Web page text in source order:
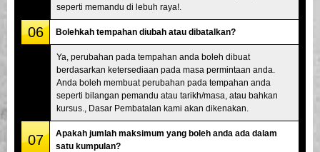
seperti memandu di lebuh raya!.
06 Bolehkah tempahan diubah atau dibatalkan?
Ya, perubahan pada tempahan anda boleh dibuat
berdasarkan ketersediaan pada masa permintaan anda.
Anda boleh membuat perubahan pada tempahan anda
seperti bilangan pemandu atau tarikh/masa, atau bahkan
kursus., Dasar Pembatalan kami akan dikenakan.
07
Apakah jumlah maksimum yang boleh anda ada dalam
satu kumpulan?